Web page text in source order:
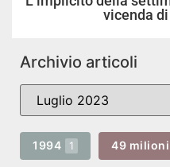
vicenda
Archivio articoli
1994 1 49 milioni